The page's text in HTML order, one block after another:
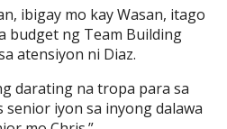
ibigay mo kay Wasan, itago
budget ng Team Building
atensiyon ni Diaz.
darating na tropa para sa
senior iyon sa inyong dalawa